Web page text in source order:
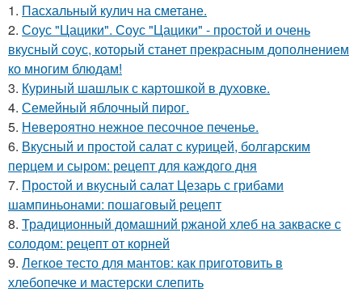
1. Пасхальный кулич на сметане.
2. Соус "Цацики". Соус "Цацики" - простой и очень
вкусный соус, который станет прекрасным дополнением
ко многим блюдам!
3. Куриный шашлык с картошкой в духовке.
4. Семейный яблочный пирог.
5. Невероятно нежное песочное печенье.
6. Вкусный и простой салат с курицей, болгарским
перцем и сыром: рецепт для каждого дня
7. Простой и вкусный салат Цезарь с грибами
шампиньонами: пошаговый рецепт
8. Традиционный домашний ржаной хлеб на закваске с
солодом: рецепт от корней
9. Легкое тесто для мантов: как приготовить в
хлебопечке и мастерски слепить